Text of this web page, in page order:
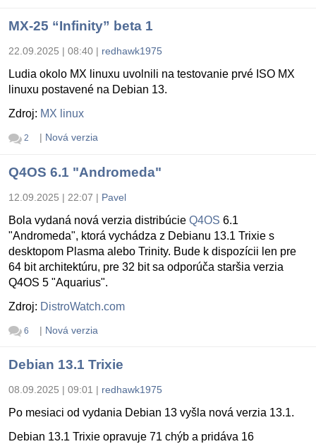
MX-25 “Infinity” beta 1
22.09.2025 | 08:40 | redhawk1975
Ludia okolo MX linuxu uvolnili na testovanie prvé ISO MX
linuxu postavené na Debian 13.
Zdroj: MX linux
2 | Nová verzia
Q4OS 6.1 "Andromeda"
12.09.2025 | 22:07 | Pavel
Bola vydaná nová verzia distribúcie Q4OS 6.1
"Andromeda", ktorá vychádza z Debianu 13.1 Trixie s
desktopom Plasma alebo Trinity. Bude k dispozícii len pre
64 bit architektúru, pre 32 bit sa odporúča staršia verzia
Q4OS 5 "Aquarius".
Zdroj: DistroWatch.com
6 | Nová verzia
Debian 13.1 Trixie
08.09.2025 | 09:01 | redhawk1975
Po mesiaci od vydania Debian 13 vyšla nová verzia 13.1.
Debian 13.1 Trixie opravuje 71 chýb a pridáva 16